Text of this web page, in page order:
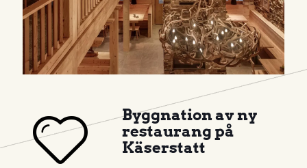
Byggnation av ny
restaurang på
Käserstatt